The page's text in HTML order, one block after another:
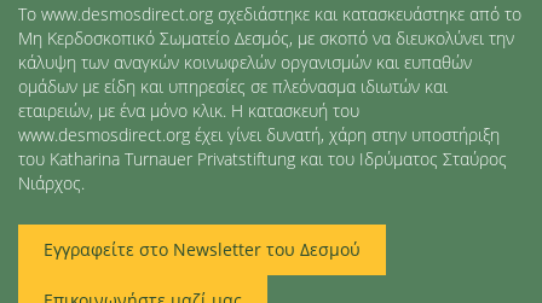
Το www.desmosdirect.org σχεδιάστηκε και κατασκευάστηκε από το
Μη Κερδοσκοπικό Σωματείο Δεσμός, με σκοπό να διευκολύνει την
κάλυψη των αναγκών κοινωφελών οργανισμών και ευπαθών
ομάδων με είδη και υπηρεσίες σε πλεόνασμα ιδιωτών και
εταιρειών, με ένα μόνο κλικ. Η κατασκευή του
www.desmosdirect.org έχει γίνει δυνατή, χάρη στην υποστήριξη
του Katharina Turnauer Privatstiftung και του Ιδρύματος Σταύρος
Νιάρχος.
Εγγραφείτε στο Newsletter του Δεσμού